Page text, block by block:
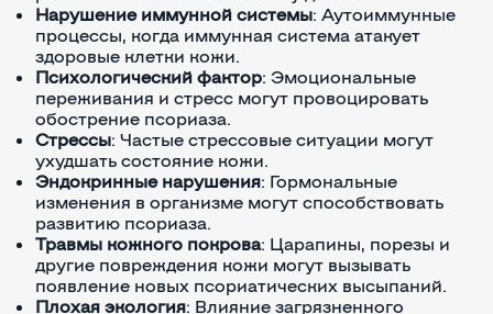
Нарушение иммунной системы: Аутоиммунные
процессы, когда иммунная система атакует
здоровые клетки кожи.
Психологический фактор: Эмоциональные
переживания и стресс могут провоцировать
обострение псориаза.
Стрессы: Частые стрессовые ситуации могут
ухудшать состояние кожи.
Эндокринные нарушения: Гормональные
изменения в организме могут способствовать
развитию псориаза.
Травмы кожного покрова: Царапины, порезы и
другие повреждения кожи могут вызывать
появление новых псориатических высыпаний.
Плохая экология: Влияние загрязненного